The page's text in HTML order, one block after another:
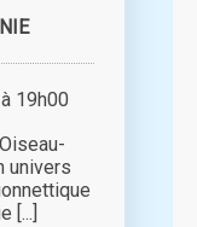
19h00
univers
[...]